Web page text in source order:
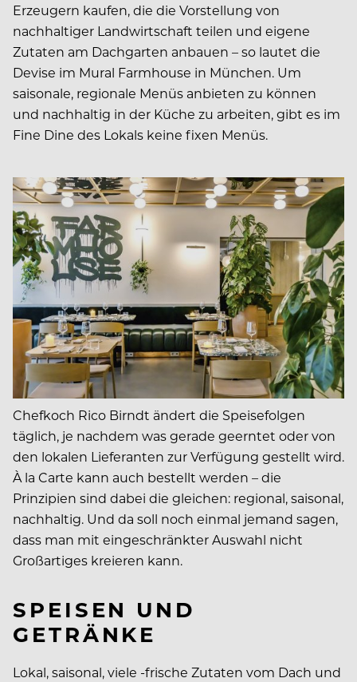
Erzeugern kaufen, die die Vorstellung von
nachhaltiger Landwirtschaft teilen und eigene
Zutaten am Dachgarten anbauen – so lautet die
Devise im Mural Farmhouse in München. Um
saisonale, regionale Menüs anbieten zu können
und nachhaltig in der Küche zu arbeiten, gibt es im
Fine Dine des Lokals keine fixen Menüs.
Chefkoch Rico Birndt ändert die Speisefolgen
täglich, je nachdem was gerade geerntet oder von
den lokalen Lieferanten zur Verfügung gestellt wird.
À la Carte kann auch bestellt werden – die
Prinzipien sind dabei die gleichen: regional, saisonal,
nachhaltig. Und da soll noch einmal jemand sagen,
dass man mit eingeschränkter Auswahl nicht
Großartiges kreieren kann.
SPEISEN UND
GETRÄNKE
Lokal, saisonal, viele -frische Zutaten vom Dach und